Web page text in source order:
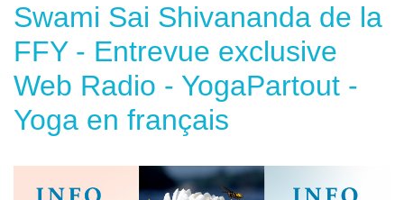
Swami Sai Shivananda de la
FFY - Entrevue exclusive
Web Radio - YogaPartout -
Yoga en français